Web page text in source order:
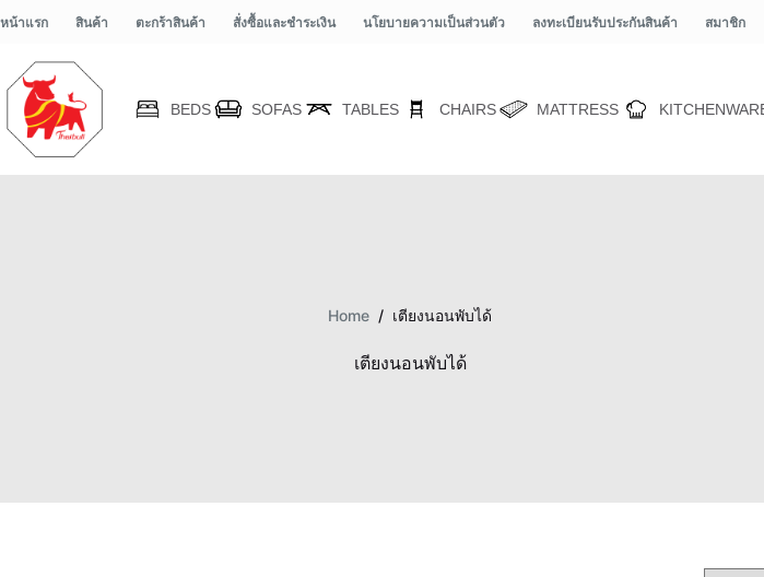
หน้าแรก สินค้า ตะกร้าสินค้า สั่งซื้อและชำระเงิน นโยบายความเป็นส่วนตัว ลงทะเบียนรับประกันสินค้า สมาชิก
BEDS SOFAS TABLES CHAIRS MATTRESS
Home / เตียงนอนพับได้
เตียงนอนพับได้